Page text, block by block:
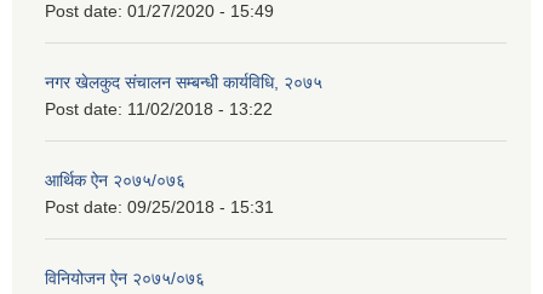
Post date: 01/27/2020 - 15:49
नगर खेलकुद संचालन सम्बन्धी कार्यविधि, २०७५
Post date: 11/02/2018 - 13:22
आर्थिक ऐन २०७५/०७६
Post date: 09/25/2018 - 15:31
विनियोजन ऐन २०७५/०७६